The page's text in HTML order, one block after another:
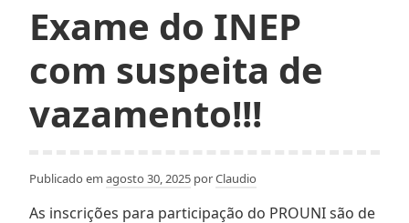
Exame do INEP
com suspeita de
vazamento!!!
Publicado em agosto 30, 2025 porClaudio
As inscrições para participação do PROUNI são de